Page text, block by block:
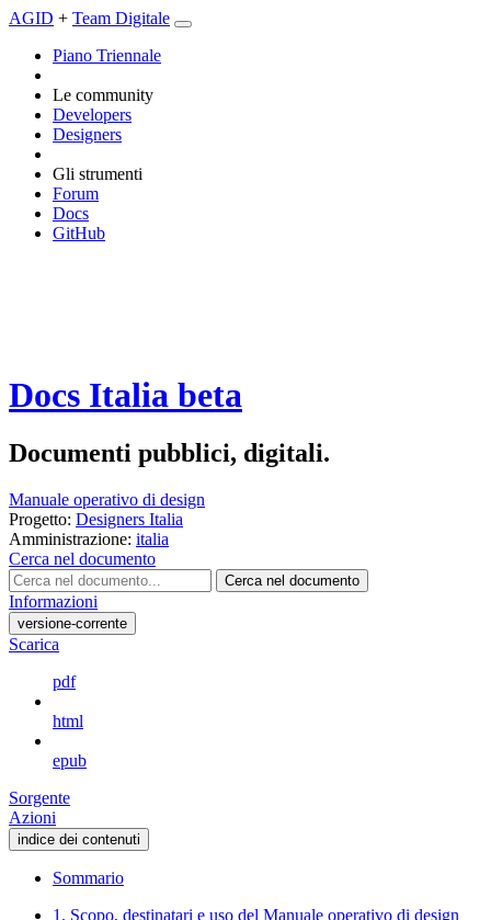
AGID + Team Digitale
Piano Triennale
Le community
Developers
Designers
Gli strumenti
Forum
Docs
GitHub
Docs Italia beta
Documenti pubblici, digitali.
Manuale operativo di design
Progetto: Designers Italia
Amministrazione: italia
Cerca nel documento
Cerca nel documento
Informazioni
versione-corrente
Scarica
pdf
html
epub
Sorgente
Azioni
indice dei contenuti
Sommario
1. Scopo, destinatari e uso del Manuale operativo di design